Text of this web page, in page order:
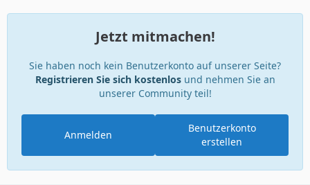
Jetzt mitmachen!
Sie haben noch kein Benutzerkonto auf unserer Seite?
Registrieren Sie sich kostenlosund nehmen Sie an
unserer Community teil!
Benutzerkonto
erstellen
Anmelden